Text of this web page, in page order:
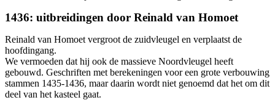
1436: uitbreidingen door Reinald van Homoet
Reinald van Homoet vergroot de zuidvleugel en verplaatst de
hoofdingang.
We vermoeden dat hij ook de massieve Noordvleugel heeft
gebouwd. Geschriften met berekeningen voor een grote verbouwing
stammen 1435-1436, maar daarin wordt niet genoemd dat het om dit
deel van het kasteel gaat.